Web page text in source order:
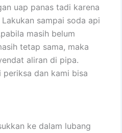
uap panas tadi karena
sampai soda api
masih belum
tetap sama, maka
aliran di pipa.
periksa dan kami bisa
ke dalam lubang